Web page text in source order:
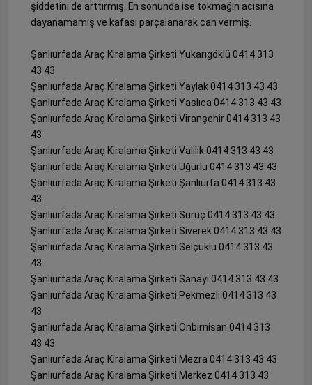
şiddetini de arttırmış. En sonunda ise tokmağın acısına
dayanamamış ve kafası parçalanarak can vermiş.
Şanlıurfada Araç Kiralama Şirketi Yukarıgöklü 0414 313
43 43
Şanlıurfada Araç Kiralama Şirketi Yaylak 0414 313 43 43
Şanlıurfada Araç Kiralama Şirketi Yaslıca 0414 313 43 43
Şanlıurfada Araç Kiralama Şirketi Viranşehir 0414 313 43
43
Şanlıurfada Araç Kiralama Şirketi Valilik 0414 313 43 43
Şanlıurfada Araç Kiralama Şirketi Uğurlu 0414 313 43 43
Şanlıurfada Araç Kiralama Şirketi Şanlıurfa 0414 313 43
43
Şanlıurfada Araç Kiralama Şirketi Suruç 0414 313 43 43
Şanlıurfada Araç Kiralama Şirketi Siverek 0414 313 43 43
Şanlıurfada Araç Kiralama Şirketi Selçuklu 0414 313 43
43
Şanlıurfada Araç Kiralama Şirketi Sanayi 0414 313 43 43
Şanlıurfada Araç Kiralama Şirketi Pekmezli 0414 313 43
43
Şanlıurfada Araç Kiralama Şirketi Onbirnisan 0414 313
43 43
Şanlıurfada Araç Kiralama Şirketi Mezra 0414 313 43 43
Şanlıurfada Araç Kiralama Şirketi Merkez 0414 313 43